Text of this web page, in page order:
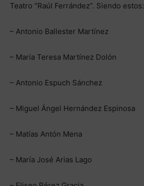
Teatro “Raúl Ferrández”. Siendo estos:
– Antonio Ballester Martínez
– María Teresa Martínez Dolón
– Antonio Espuch Sánchez
– Miguel Ángel Hernández Espinosa
– Matías Antón Mena
– María José Arias Lago